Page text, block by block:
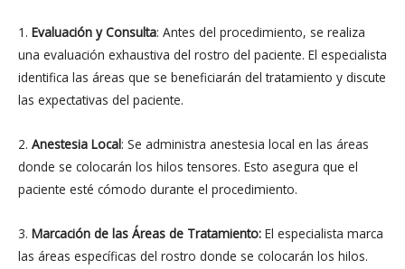
1. Evaluación y Consulta: Antes del procedimiento, se realiza
una evaluación exhaustiva del rostro del paciente. El especialista
identifica las áreas que se beneficiarán del tratamiento y discute
las expectativas del paciente.
2. Anestesia Local: Se administra anestesia local en las áreas
donde se colocarán los hilos tensores. Esto asegura que el
paciente esté cómodo durante el procedimiento.
3. Marcación de las Áreas de Tratamiento: El especialista marca
las áreas específicas del rostro donde se colocarán los hilos.